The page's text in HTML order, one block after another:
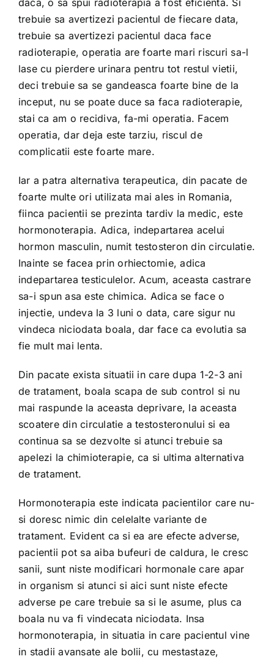
daca, o sa spui radioterapia a fost eficienta. Si
trebuie sa avertizezi pacientul de fiecare data,
trebuie sa avertizezi pacientul daca face
radioterapie, operatia are foarte mari riscuri sa-l
lase cu pierdere urinara pentru tot restul vietii,
deci trebuie sa se gandeasca foarte bine de la
inceput, nu se poate duce sa faca radioterapie,
stai ca am o recidiva, fa-mi operatia. Facem
operatia, dar deja este tarziu, riscul de
complicatii este foarte mare.
Iar a patra alternativa terapeutica, din pacate de
foarte multe ori utilizata mai ales in Romania,
fiinca pacientii se prezinta tardiv la medic, este
hormonoterapia. Adica, indepartarea acelui
hormon masculin, numit testosteron din circulatie.
Inainte se facea prin orhiectomie, adica
indepartarea testiculelor. Acum, aceasta castrare
sa-i spun asa este chimica. Adica se face o
injectie, undeva la 3 luni o data, care sigur nu
vindeca niciodata boala, dar face ca evolutia sa
fie mult mai lenta.
Din pacate exista situatii in care dupa 1-2-3 ani
de tratament, boala scapa de sub control si nu
mai raspunde la aceasta deprivare, la aceasta
scoatere din circulatie a testosteronului si ea
continua sa se dezvolte si atunci trebuie sa
apelezi la chimioterapie, ca si ultima alternativa
de tratament.
Hormonoterapia este indicata pacientilor care nu-
si doresc nimic din celelalte variante de
tratament. Evident ca si ea are efecte adverse,
pacientii pot sa aiba bufeuri de caldura, le cresc
sanii, sunt niste modificari hormonale care apar
in organism si atunci si aici sunt niste efecte
adverse pe care trebuie sa si le asume, plus ca
boala nu va fi vindecata niciodata. Insa
hormonoterapia, in situatia in care pacientul vine
in stadii avansate ale bolii, cu mestastaze,